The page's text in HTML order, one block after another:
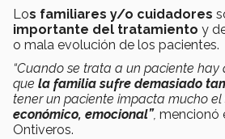
Los familiares y/o cuidadores
importante del tratamiento y
o mala evolución de los pacientes.
“Cuando se trata a un paciente
que la familia sufre demasiado
tener un paciente impacta mucho
económico, emocional”, mencionó
Ontiveros.